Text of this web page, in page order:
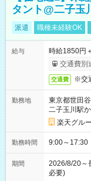
タント@二子玉
派遣 職種未経験OK
給与
時給1850円
交通費別
交通費 ※交
勤務地
東京都世田
二子玉川駅
楽天グル
勤務時間 9:00～17:30
期間
2026/8/20～
必要)